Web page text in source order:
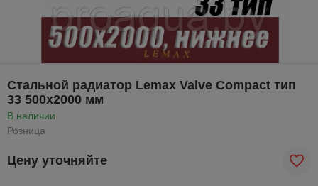
Стальной радиатор Lemax Valve Compact тип
33 500x2000 мм
В наличии
Розница
Цену уточняйте